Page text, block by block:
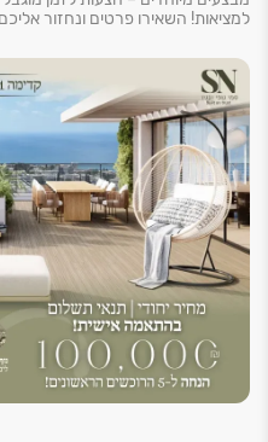
למציאות! השאירו פרטים ונחזור